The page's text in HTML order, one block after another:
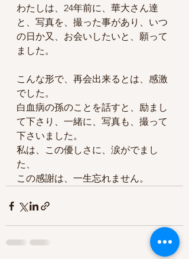
わたしは、24年前に、華大さん達
と、写真を、撮った事があり、いつ
の日か又、お会いしたいと、願って
ました。
こんな形で、再会出来るとは、感激
でした。
白血病の孫のことを話すと、励まし
て下さり、一緒に、写真も、撮って
下さいました。
私は、この優しさに、涙がでまし
た、
この感謝は、一生忘れません。